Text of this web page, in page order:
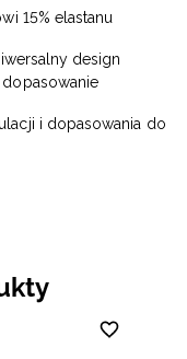
15% elastanu
design
i dopasowania do